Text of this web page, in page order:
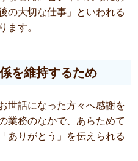
の大切な仕事」といわれる
ます。
を維持するため
世話になった方々へ感謝を
業務のなかで、あらためて
ありがとう」を伝えられる